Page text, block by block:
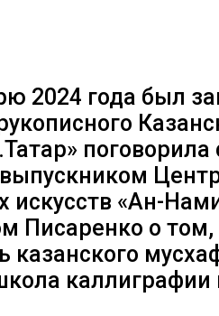
2024 года был
искусств «Ан-
Писаренко о
казанского
каллиграфии